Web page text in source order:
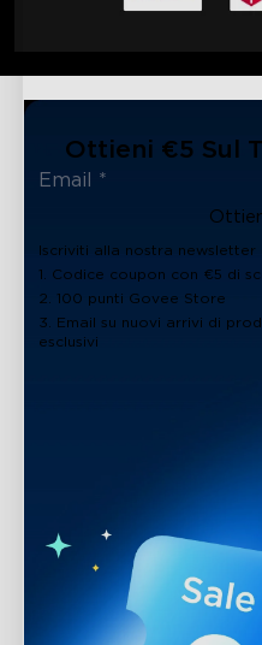
Ottieni €5 Sul
Iscriviti alla nostra newsletter
1. Codice coupon con €5 di
2. 100 punti Govee Store
3. Email su nuovi arrivi di
esclusivi